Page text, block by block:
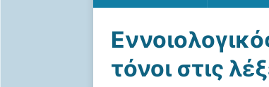
τόνοι στις